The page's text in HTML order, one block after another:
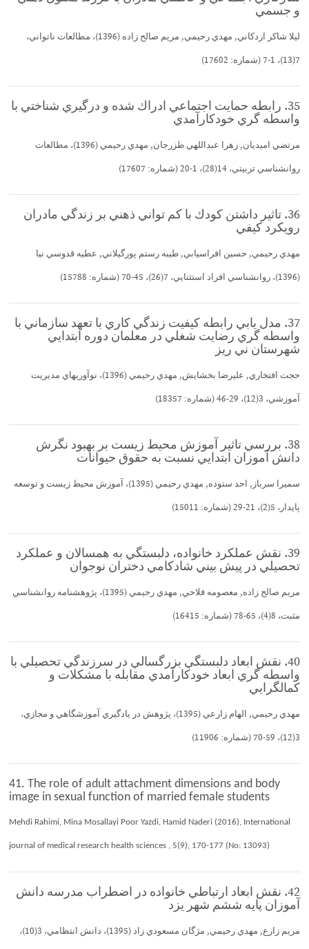
و جسمي
ليلا شاكر اردكاني, مهدي رحيمي, مريم صالح زاده (1396)، مطالعات ناتواني،
7(13)، 1-7 (شماره: 17602)
35. رابطه حمايت اجتماعي ادراك شده و درگيري شناختي با
واسطه گري خودكارآمدي
مرتضي اميديان, زهرا عبداللهي طزرجان, مهدي رحيمي (1396)، مطالعات
روانشناسي تربيتي، 14(28)، 1-20 (شماره: 17607)
36. تاثير داشتن كودك با كم تواني ذهني بر زندگي مادران
رويكرد كيفي
مهدي رحيمي, حسين افراسيابي, طيبه رستم پورگيلاني, عطيه قدوسي نيا
(1396)، روانشناسي افراد استثنايي، 7(26)، 45-70 (شماره: 15788)
37. مدل يابي رابطه كيفيت زندگي كاري با تعهد سازماني با
واسطه گري رضايت شغلي در معلمان دوره ابتدايي
شهرستان ني ريز
حجت افتخاري, عليرضا بخشايش, مهدي رحيمي (1396)، نوآوريهاي مديريت
آموزشي، 3(12)، 29-46 (شماره: 18357)
38. بررسي تاثير آموزش محيط زيست بر بهبود نگرش
دانش آموزان ابتدايي نسبت به حقوق حيوانات
سميرا سرباز, احد ستوده, مهدي رحيمي (1395)، آموزش محيط زيست و توسعه
پايدار، 5(2)، 21-29 (شماره: 15011)
39. نقش عملكرد خانواده، دلبستگي به همسالان و عملكرد
تحصيلي در پيش بيني شادكامي دختران نوجوان
مريم صالح زاده, معصومه فلاحي, مهدي رحيمي (1395)، پژوهشنامه روانشناسي
مثبت، 8(4)، 65-78 (شماره: 16415)
40. نقش ابعاد دلبستگي بزرگسالي در سرزندگي تحصيلي با
واسطه گري ابعاد خودكارآمدي مقابله با مشكلات و
كمالگرايي
مهدي رحيمي, الهام زارعي (1395)، پژوهش در يادگيري آموزشگاهي و مجازي،
3(12)، 59-70 (شماره: 11906)
41. The role of adult attachment dimensions and body
image in sexual function of married female students
Mehdi Rahimi, Mina Mosallayi Poor Yazdi, Hamid Naderi (2016), International
journal of medical research health sciences , 5(9), 170-177 (No: 13093)
42. نقش ابعاد ارتباطي خانواده در اضطراب مدرسه دانش
آموزان پايه ششم شهر يزد
مريم زارع, مهدي رحيمي, مژگان مسعودي زاد (1395)، دانش انتظامي، 3(10)،